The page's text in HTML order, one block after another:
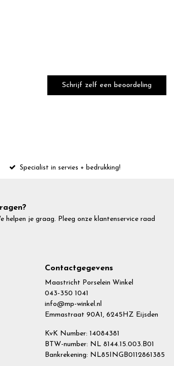
Schrijf zelf een beoordeling
Specialist in servies + bedrukking!
helpen je graag. Pleeg onze klantenservice raad
Contactgegevens
Maastricht Porselein Winkel
043-350 1041
info@mp-winkel.nl
Emmastraat 90A1, 6245HZ Eijsden
KvK Number: 14084381
BTW-number: NL 8144.15.003.B01
Bankrekening: NL85INGB0112861385